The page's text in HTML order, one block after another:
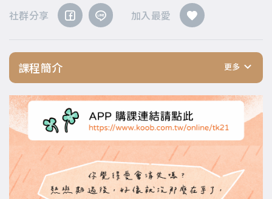
社群分享 加入最愛
課程簡介